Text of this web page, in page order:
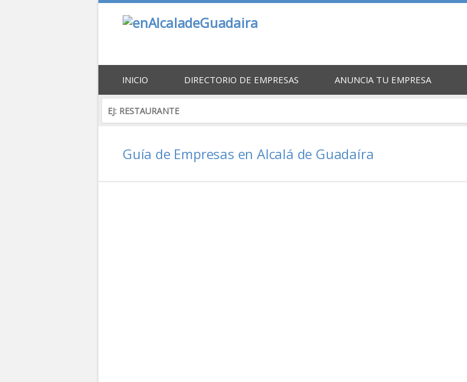
INICIO DIRECTORIO DE EMPRESAS ANUNCIA TU EMPRESA
Guía de Empresas en Alcalá de Guadaíra